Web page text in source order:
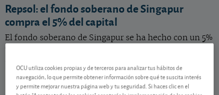
Repsol: el fondo soberano de Singapur
compra el 5% del capital
El fondo soberano de Singapur se ha hecho con un 5%
Repsol
ES0173516115
25,28 EUR
OCU utiliza cookies propias y de terceros para analizar tus hábitos de
navegación, lo que permite obtener información sobre qué te suscita interés
y permite mejorar nuestra página web y tu seguridad. Si haces clic en el